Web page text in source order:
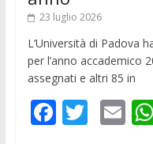
23 luglio 2026
L’Università di Padova
per l’anno accademico
assegnati e altri 85 in
F T E